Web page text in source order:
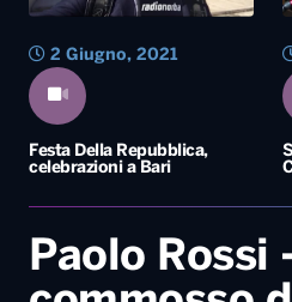
Festa Della Repubblica,
celebrazioni a Bari
2 Giugno, 2021
Paolo